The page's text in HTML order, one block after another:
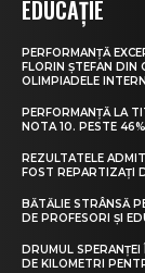
EDUCAȚIE
PERFORMANȚĂ
FLORIN ȘTEFAN DIN
OLIMPIADELE
PERFORMANȚĂ LA
NOTA 10. PESTE
REZULTATELE
FOST REPARTIZAȚI
BĂTĂLIE STRÂNSĂ
DE PROFESORI ȘI
DRUMUL
DE KILOMETRI